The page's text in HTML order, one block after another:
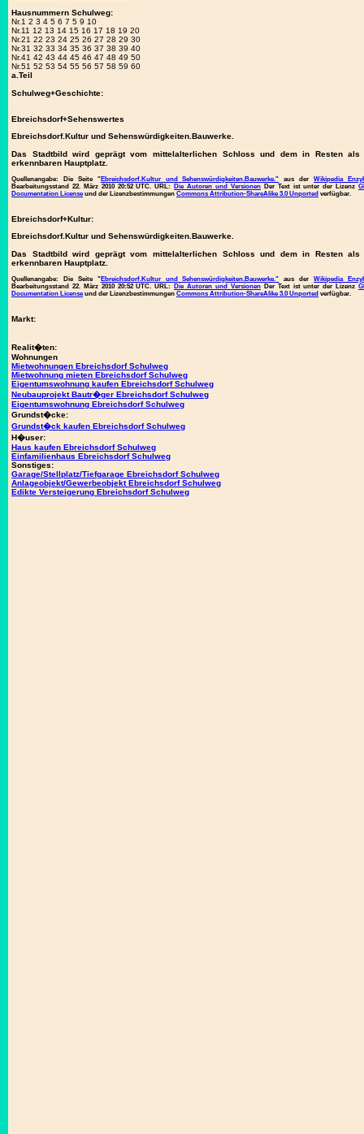
Hausnummern Schulweg:
Nr.1 2 3 4 5 6 7 5 9 10
Nr.11 12 13 14 15 16 17 18 19 20
Nr.21 22 23 24 25 26 27 28 29 30
Nr.31 32 33 34 35 36 37 38 39 40
Nr.41 42 43 44 45 46 47 48 49 50
Nr.51 52 53 54 55 56 57 58 59 60
a.Teil
Schulweg+Geschichte:
Ebreichsdorf+Sehenswertes
Ebreichsdorf.Kultur und Sehenswürdigkeiten.Bauwerke.
Das Stadtbild wird geprägt vom mittelalterlichen Schloss und dem in Resten als
erkennbaren Hauptplatz.
Quellenangabe: Die Seite "Ebreichsdorf.Kultur und Sehenswürdigkeiten.Bauwerke." aus derWikipedia
Bearbeitungsstand 22. März 2010 20:52 UTC. URL: Die Autoren und VersionenDer Text ist unter der Lizenz
Documentation Licenseund der Lizenzbestimmungen Commons Attribution-ShareAlike 3.0 Unported verfügbar.
Ebreichsdorf+Kultur:
Ebreichsdorf.Kultur und Sehenswürdigkeiten.Bauwerke.
Das Stadtbild wird geprägt vom mittelalterlichen Schloss und dem in Resten als
erkennbaren Hauptplatz.
Quellenangabe: Die Seite "Ebreichsdorf.Kultur und Sehenswürdigkeiten.Bauwerke." aus derWikipedia
Bearbeitungsstand 22. März 2010 20:52 UTC. URL: Die Autoren und VersionenDer Text ist unter der Lizenz
Documentation Licenseund der Lizenzbestimmungen Commons Attribution-ShareAlike 3.0 Unported verfügbar.
Markt:
Realit�ten:
Wohnungen
Mietwohnungen Ebreichsdorf Schulweg
Mietwohnung mieten Ebreichsdorf Schulweg
Eigentumswohnung kaufen Ebreichsdorf Schulweg
Neubauprojekt Bautr�ger Ebreichsdorf Schulweg
Eigentumswohnung Ebreichsdorf Schulweg
Grundst�cke:
Grundst�ck kaufen Ebreichsdorf Schulweg
H�user:
Haus kaufen Ebreichsdorf Schulweg
Einfamilienhaus Ebreichsdorf Schulweg
Sonstiges:
Garage/Stellplatz/Tiefgarage Ebreichsdorf Schulweg
Anlageobjekt/Gewerbeobjekt Ebreichsdorf Schulweg
Edikte Versteigerung Ebreichsdorf Schulweg